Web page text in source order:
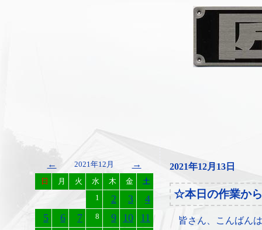
← 2021年12月 →
日 月 火 水 木 金
土
1
2 3
4
5
6 7 8 9 10
11
2021年12月13日
☆本日の作業か
皆さん、こんばん